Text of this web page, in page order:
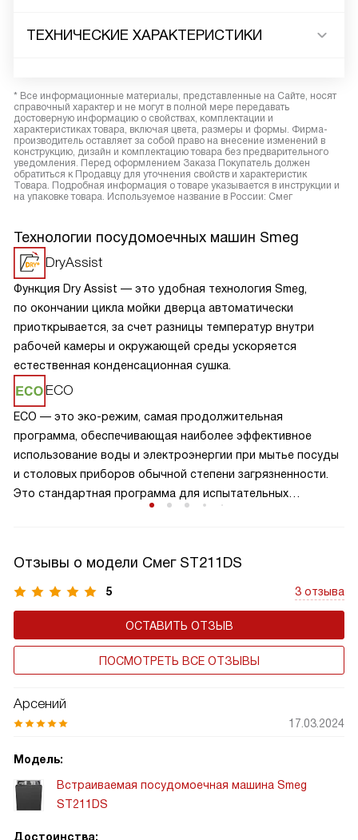
ТЕХНИЧЕСКИЕ ХАРАКТЕРИСТИКИ
* Все информационные материалы, представленные на Сайте, носят
справочный характер и не могут в полной мере передавать
достоверную информацию о свойствах, комплектации и
характеристиках товара, включая цвета, размеры и формы. Фирма-
производитель оставляет за собой право на внесение изменений в
конструкцию, дизайн и комплектацию товара без предварительного
уведомления. Перед оформлением Заказа Покупатель должен
обратиться к Продавцу для уточнения свойств и характеристик
Товара. Подробная информация о товаре указывается в инструкции и
на упаковке товара. Используемое название в России: Смег
Технологии посудомоечных машин Smeg
DryAssist
Функция Dry Assist — это удобная технология Smeg,
по окончании цикла мойки дверца автоматически
приоткрывается, за счет разницы температур внутри
рабочей камеры и окружающей среды ускоряется
естественная конденсационная сушка.
ECO
ECO — это эко-режим, самая продолжительная
программа, обеспечивающая наиболее эффективное
использование воды и электроэнергии при мытье посуды
и столовых приборов обычной степени загрязненности.
Это стандартная программа для испытательных
Отзывы о модели Смег ST211DS
5 3 отзыва
ОСТАВИТЬ ОТЗЫВ
ПОСМОТРЕТЬ ВСЕ ОТЗЫВЫ
Арсений
17.03.2024
Модель:
Встраиваемая посудомоечная машина Smeg
ST211DS
Достоинства: